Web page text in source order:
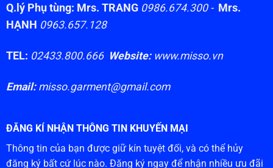
Q.lý Phụ tùng: Mrs. TRANG 0986.674.300 - Mrs.
HẠNH 0963.657.128
TEL: 02433.800.666 Website:www.misso.vn
Email:misso.garment@gmail.com
ĐĂNG KÍ NHẬN THÔNG TIN KHUYẾN MẠI
Thông tin của bạn được giữ kín tuyệt đối, và có thể hủy
đăng ký bất cứ lúc nào. Đăng ký ngay để nhận nhiều ưu đãi